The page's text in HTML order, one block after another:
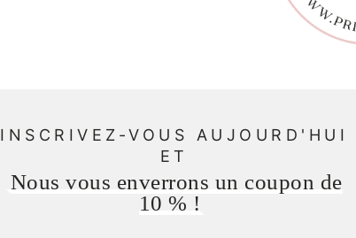
INSCRIVEZ-VOUS AUJOURD'HUI
ET
Nous vous enverrons un coupon de
10 % !